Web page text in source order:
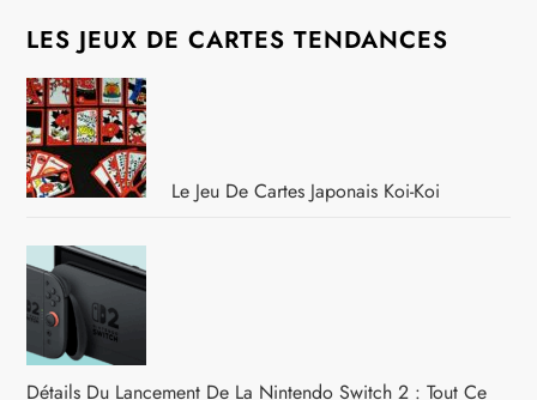
g
a
t
i
o
n
d
LES JEUX DE CARTES TENDANCES
Le Jeu De Cartes Japonais Koi-Koi
Détails Du Lancement De La Nintendo Switch 2 : Tout Ce